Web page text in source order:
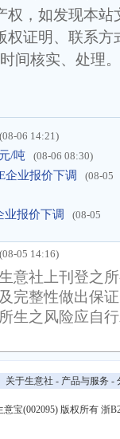
权，如发现本
权证明、联系方
间核实、处理。
(08-06 14:21)
/吨 (08-06 08:30)
企业报价下调
(08-05
业报价下调
(08-05
(08-05 14:16)
意社上刊登之
完整性做出保
生之风险应自
关于生意社 - 产品与服务 -
意宝(002095) 版权所有 浙